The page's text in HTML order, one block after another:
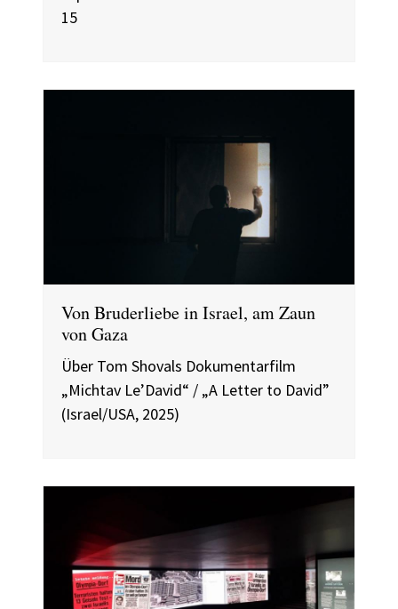
15
Von Bruderliebe in Israel, am Zaun
von Gaza
Über Tom Shovals Dokumentarfilm
„Michtav Le’David“ / „A Letter to David”
(Israel/USA, 2025)